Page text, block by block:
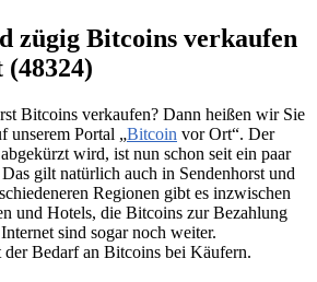
zügig Bitcoins verkaufen
(48324)
Bitcoins verkaufen? Dann heißen wir Sie
unserem Portal „Bitcoin vor Ort“. Der
wird, ist nun schon seit ein paar
gilt natürlich auch in Sendenhorst und
Regionen gibt es inzwischen
und Hotels, die Bitcoins zur Bezahlung
sind sogar noch weiter.
der Bedarf an Bitcoins bei Käufern.